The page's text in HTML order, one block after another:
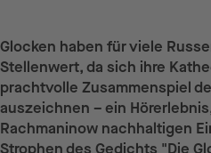
Glocken haben für viele
Stellenwert, da sich ihre
prachtvolle Zusammenspiel
auszeichnen – ein
Rachmaninow nachhaltigen